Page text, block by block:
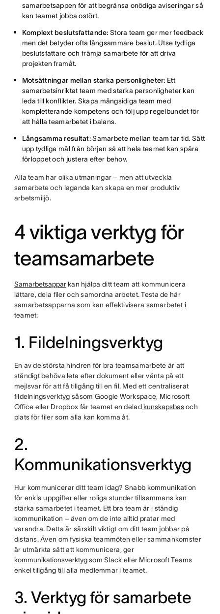
samarbetsappen för att begränsa onödiga aviseringar så
kan teamet jobba ostört.
Komplext beslutsfattande: Stora team ger mer feedback
men det betyder ofta långsammare beslut. Utse tydliga
beslutsfattare och främja samarbete för att driva
projekten framåt.
Motsättningar mellan starka personligheter: Ett
samarbetsinriktat team med starka personligheter kan
leda till konflikter. Skapa mångsidiga team med
kompletterande kompetens och följ upp regelbundet för
att hålla teamarbetet i balans.
Långsamma resultat:Samarbete mellan team tar tid. Sätt
upp tydliga mål från början så att hela teamet kan spåra
förloppet och justera efter behov.
Alla team har olika utmaningar – men att utveckla
samarbete och laganda kan skapa en mer produktiv
arbetsmiljö.
4 viktiga verktyg för
teamsamarbete
Samarbetsapparkan hjälpa ditt team att kommunicera
lättare, dela filer och samordna arbetet. Testa de här
samarbetsapparna som kan effektivisera samarbetet i
teamet:
1. Fildelningsverktyg
En av de största hindren för bra teamsamarbete är att
ständigt behöva leta efter dokument eller vänta på ett
mejlsvar för att få tillgång till en fil. Med ett centraliserat
fildelningsverktyg såsom Google Workspace, Microsoft
Office eller Dropbox får teamet en deladkunskapsbasoch
plats för filer som alla kan komma åt.
2.
Kommunikationsverktyg
Hur kommunicerar ditt team idag? Snabb kommunikation
för enkla uppgifter eller roliga stunder tillsammans kan
stärka samarbetet i teamet. Ett bra team är i ständig
kommunikation – även om de inte alltid pratar med
varandra. Detta är särskilt viktigt om ditt team jobbar på
distans. Även om fysiska teammöten eller sammankomster
är utmärkta sätt att kommunicera, ger
kommunikationsverktygsom Slack eller Microsoft Teams
enkel tillgång till alla medlemmar i teamet.
3. Verktyg för samarbete